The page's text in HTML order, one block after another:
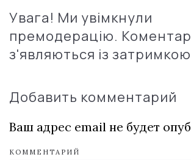
Увага! Ми увімкнули
премодерацію.
з'являються із затримкою
Добавить комментарий
Ваш адрес email не будет
КОММЕНТАРИЙ